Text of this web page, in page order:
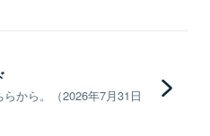
から。（2026年7月31日